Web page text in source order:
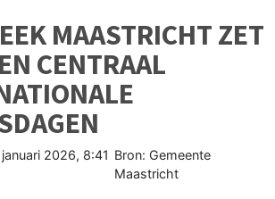
MAASTRICHT ZET
CENTRAAL
2026, 8:41 Bron: Gemeente
Maastricht